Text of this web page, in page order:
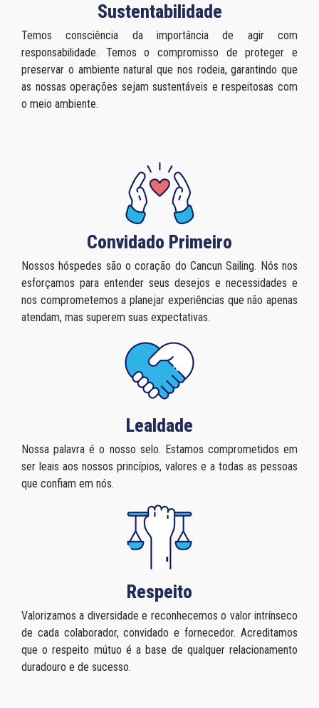
Sustentabilidade
Temos consciência da importância de agir com
responsabilidade. Temos o compromisso de proteger e
preservar o ambiente natural que nos rodeia, garantindo que
as nossas operações sejam sustentáveis ​​e respeitosas com
o meio ambiente.
Convidado Primeiro
Nossos hóspedes são o coração do Cancun Sailing. Nós nos
esforçamos para entender seus desejos e necessidades e
nos comprometemos a planejar experiências que não apenas
atendam, mas superem suas expectativas.
Lealdade
Nossa palavra é o nosso selo. Estamos comprometidos em
ser leais aos nossos princípios, valores e a todas as pessoas
que confiam em nós.
Respeito
Valorizamos a diversidade e reconhecemos o valor intrínseco
de cada colaborador, convidado e fornecedor. Acreditamos
que o respeito mútuo é a base de qualquer relacionamento
duradouro e de sucesso.